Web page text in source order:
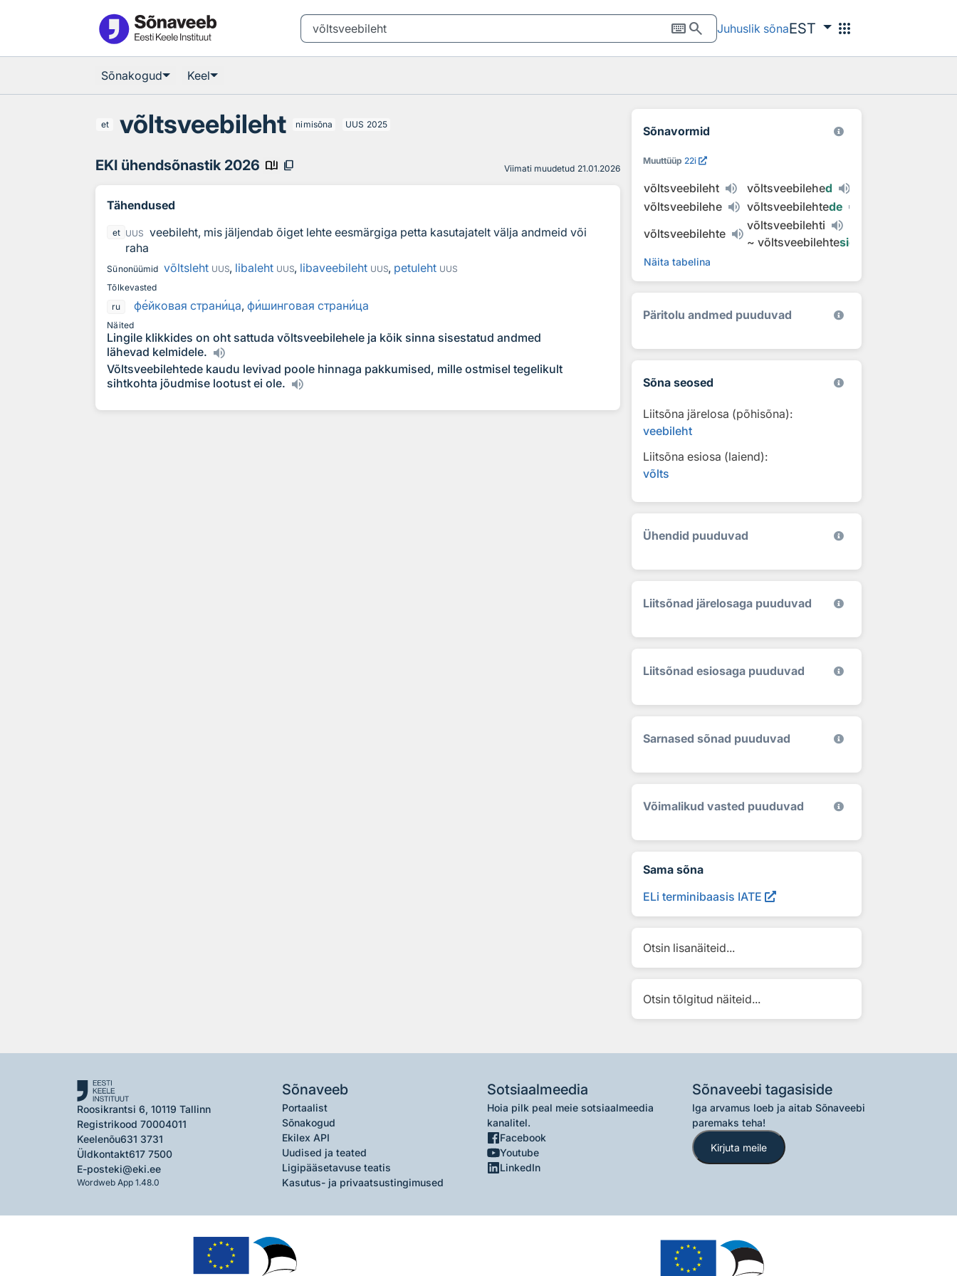
keyboardsearch Juhuslik sõnaEST apps
Sõnakogud Keel
et võltsveebileht nimisõna UUS 2025
EKI ühendsõnastik 2026 book_ribbon content_copy Viimati muudetud 21.01.2026
Tähendused
et UUS
veebileht, mis jäljendab õiget lehte eesmärgiga petta kasutajatelt välja andmeid või
raha
Sünonüümid võltsleht UUS, libaleht UUS, libaveebileht UUS, petuleht UUS
Tõlkevasted
ru
фейковая страница, фишинговая страница
Näited
Lingile klikkides on oht sattuda võltsveebilehele ja kõik sinna sisestatud andmed
lähevad kelmidele.
Võltsveebilehtede kaudu levivad poole hinnaga pakkumised, mille ostmisel tegelikult
sihtkohta jõudmise lootust ei ole.
Sõnavormid
Muuttüüp 22i
võltsveebileht võltsveebilehed
võltsveebilehe
võltsveebilehtede
võltsveebilehte
võltsveebilehti
~ võltsveebilehtesid
Näita tabelina
Päritolu andmed puuduvad
Sõna seosed
Liitsõna järelosa (põhisõna):
veebileht
Liitsõna esiosa (laiend):
võlts
Ühendid puuduvad
Liitsõnad järelosaga puuduvad
Liitsõnad esiosaga puuduvad
Sarnased sõnad puuduvad
Võimalikud vasted puuduvad
Sama sõna
ELi terminibaasis IATE
Otsin lisanäiteid...
Otsin tõlgitud näiteid...
Roosikrantsi 6, 10119 Tallinn
Registrikood 70004011
Keelenõu631 3731
Üldkontakt617 7500
E-posteki@eki.ee
Wordweb App 1.48.0
Sõnaveeb
Portaalist
Sõnakogud
Ekilex API
Uudised ja teated
Ligipääsetavuse teatis
Kasutus- ja privaatsustingimused
Sotsiaalmeedia
Hoia pilk peal meie sotsiaalmeedia
kanalitel.
Facebook
Youtube
LinkedIn
Sõnaveebi tagasiside
Iga arvamus loeb ja aitab Sõnaveebi
paremaks teha!
Kirjuta meile